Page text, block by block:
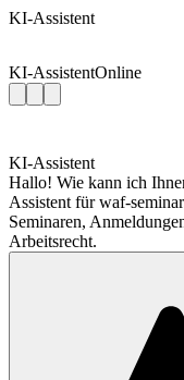
KI-Assistent
KI-AssistentOnline
KI-Assistent
Hallo! Wie kann ich
Assistent für waf-
Seminaren,
Arbeitsrecht.